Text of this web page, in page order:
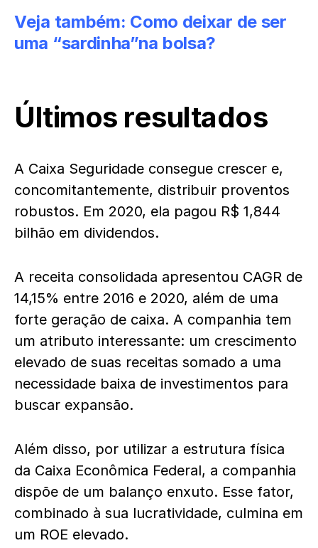
Veja também: Como deixar de ser
uma “sardinha”na bolsa?
Últimos resultados
A Caixa Seguridade consegue crescer e,
concomitantemente, distribuir proventos
robustos. Em 2020, ela pagou R$ 1,844
bilhão em dividendos.
A receita consolidada apresentou CAGR de
14,15% entre 2016 e 2020, além de uma
forte geração de caixa. A companhia tem
um atributo interessante: um crescimento
elevado de suas receitas somado a uma
necessidade baixa de investimentos para
buscar expansão.
Além disso, por utilizar a estrutura física
da Caixa Econômica Federal, a companhia
dispõe de um balanço enxuto. Esse fator,
combinado à sua lucratividade, culmina em
um ROE elevado.